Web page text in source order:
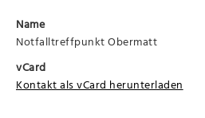
Name
Notfalltreffpunkt Obermatt
vCard
Kontakt als vCard herunterladen